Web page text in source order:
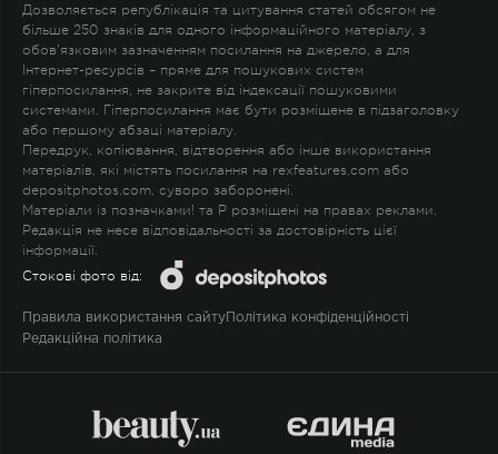
Дозволяється републікація та цитування статей обсягом не
більше 250 знаків для одного інформаційного матеріалу, з
обов'язковим зазначенням посилання на джерело, а для
Інтернет-ресурсів – пряме для пошукових систем
гіперпосилання, не закрите від індексації пошуковими
системами. Гіперпосилання має бути розміщене в підзаголовку
або першому абзаці матеріалу.
Передрук, копіювання, відтворення або інше використання
матеріалів, які містять посилання на rexfeatures.com або
depositphotos.com, суворо заборонені.
Матеріали із позначками! та P розміщені на правах реклами.
Редакція не несе відповідальності за достовірність цієї
інформації.
Стокові фото від:
Правила використання сайту Політика конфіденційності
Редакційна політика